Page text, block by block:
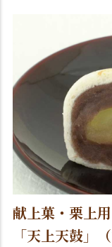
献上菓・栗上
「天上天鼓」